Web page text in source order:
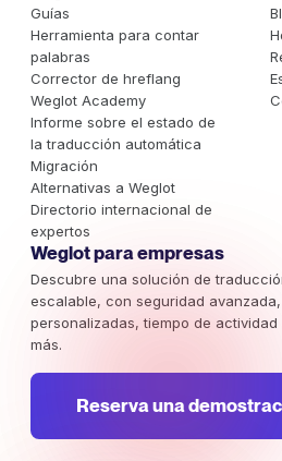
Guías
Herramienta para contar
palabras
Corrector de hreflang
Weglot Academy
Informe sobre el estado de
la traducción automática
Migración
Alternativas a Weglot
Directorio internacional de
expertos
Weglot para empresas
Descubre una solución de
escalable, con seguridad
personalizadas, tiempo de
más.
Reserva una